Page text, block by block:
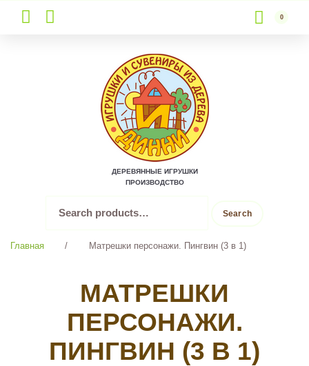
to
content
0
ДЕРЕВЯННЫЕ ИГРУШКИ
ПРОИЗВОДСТВО
for:
Search
Главная / Матрешки персонажи. Пингвин (3 в 1)
МАТРЕШКИ
ПЕРСОНАЖИ.
ПИНГВИН (3 В 1)